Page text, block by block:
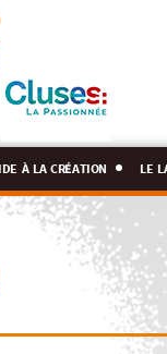
à la création le